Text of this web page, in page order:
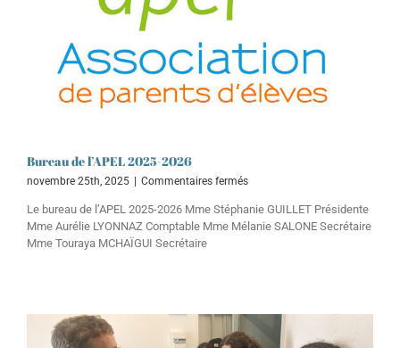
Bureau de l’APEL 2025-2026
novembre 25th, 2025 Commentaires ferméssur
de
l’APEL
Le bureau de l’APEL 2025-2026 Mme Stéphanie GUILLET Présidente
Mme Aurélie LYONNAZ Comptable Mme Mélanie SALONE Secrétaire
Mme Touraya MCHAÏGUI Secrétaire